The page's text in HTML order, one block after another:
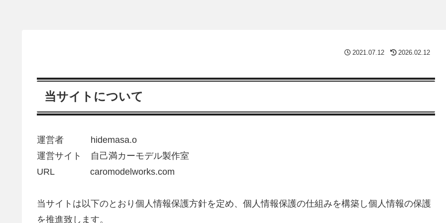
2021.07.12 2026.02.12
当サイトについて
運営者 hidemasa.o
運営サイト 自己満カーモデル製作室
URL caromodelworks.com
当サイトは以下のとおり個人情報保護方針を定め、個人情報保護の仕組みを構築し個人情報の保護
を推進致します。